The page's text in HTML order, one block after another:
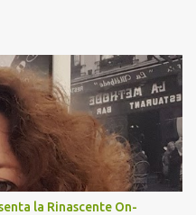
la Rinascente On-